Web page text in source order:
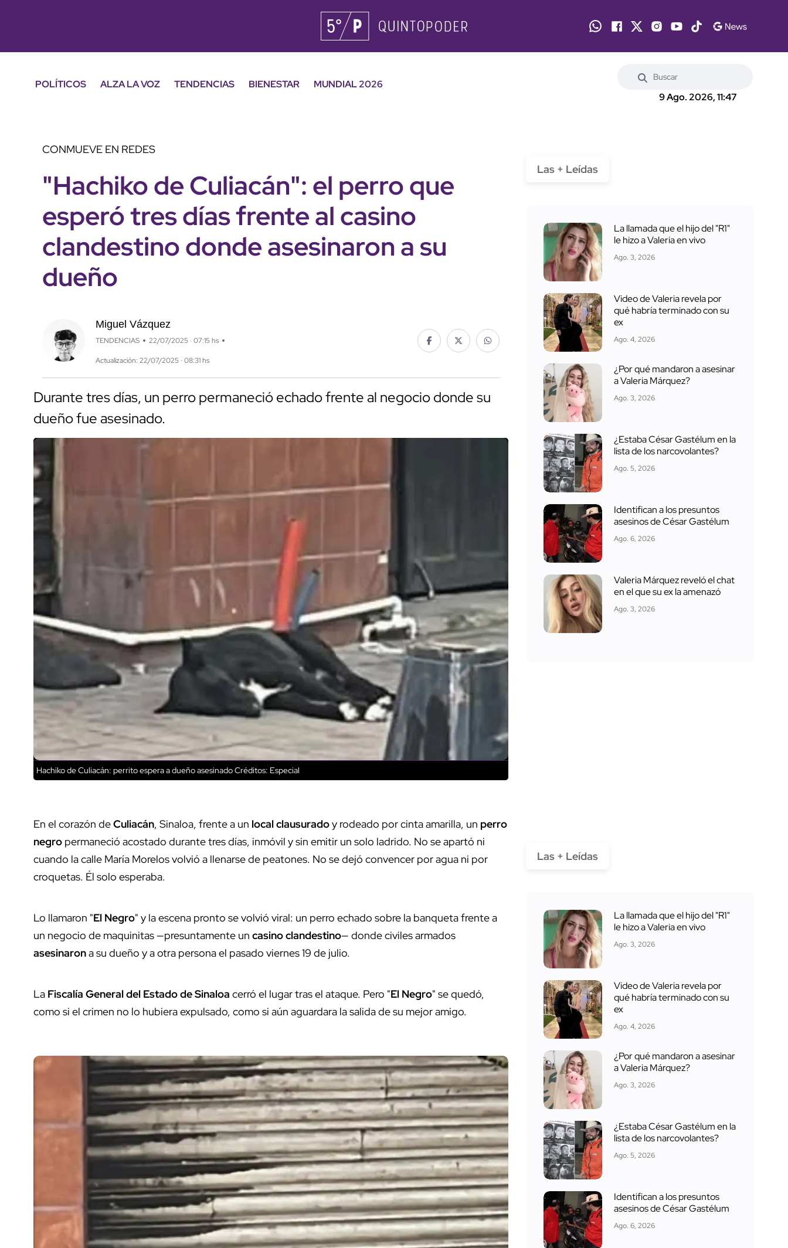
POLÍTICOS ALZA LA VOZ TENDENCIAS BIENESTAR
MUNDIAL 2026
9 Ago. 2026, 11:47
CONMUEVE EN REDES
"Hachiko de Culiacán": el perro que
esperó tres días frente al casino
clandestino donde asesinaron a su
dueño
Miguel Vázquez
TENDENCIAS 22/07/2025 · 07:15 hs
Actualización: 22/07/2025 · 08:31 hs
Durante tres días, un perro permaneció echado frente al negocio donde su
dueño fue asesinado.
Hachiko de Culiacán: perrito espera a dueño asesinadoCréditos: Especial
En el corazón deCuliacán, Sinaloa, frente a un local clausuradoy rodeado por cinta amarilla, un perro
negro permaneció acostado durante tres días, inmóvil y sin emitir un solo ladrido. No se apartó ni
cuando la calle María Morelos volvió a llenarse de peatones. No se dejó convencer por agua ni por
croquetas. Él solo esperaba.
Lo llamaron "El Negro" y la escena pronto se volvió viral: un perro echado sobre la banqueta frente a
un negocio de maquinitas —presuntamente un casino clandestino— donde civiles armados
asesinarona su dueño y a otra persona el pasado viernes 19 de julio.
La Fiscalía General del Estado de Sinaloa cerró el lugar tras el ataque. Pero "El Negro" se quedó,
como si el crimen no lo hubiera expulsado, como si aún aguardara la salida de su mejor amigo.
Las + Leídas
La llamada que el hijo del "R1"
le hizo a Valeria en vivo
Ago. 3, 2026
Video de Valeria revela por
qué habría terminado con su
ex
Ago. 4, 2026
¿Por qué mandaron a asesinar
a Valeria Márquez?
Ago. 3, 2026
¿Estaba César Gastélum en la
lista de los narcovolantes?
Ago. 5, 2026
Identifican a los presuntos
asesinos de César Gastélum
Ago. 6, 2026
Valeria Márquez reveló el chat
en el que su ex la amenazó
Ago. 3, 2026
Las + Leídas
La llamada que el hijo del "R1"
le hizo a Valeria en vivo
Ago. 3, 2026
Video de Valeria revela por
qué habría terminado con su
ex
Ago. 4, 2026
¿Por qué mandaron a asesinar
a Valeria Márquez?
Ago. 3, 2026
¿Estaba César Gastélum en la
lista de los narcovolantes?
Ago. 5, 2026
Identifican a los presuntos
asesinos de César Gastélum
Ago. 6, 2026